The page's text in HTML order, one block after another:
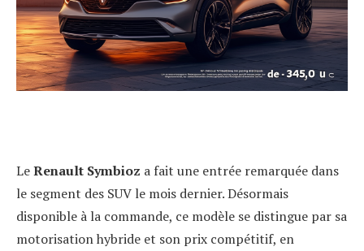
LeRenault Symbioz a fait une entrée remarquée dans
le segment des SUV le mois dernier. Désormais
disponible à la commande, ce modèle se distingue par sa
motorisation hybride et son prix compétitif, en